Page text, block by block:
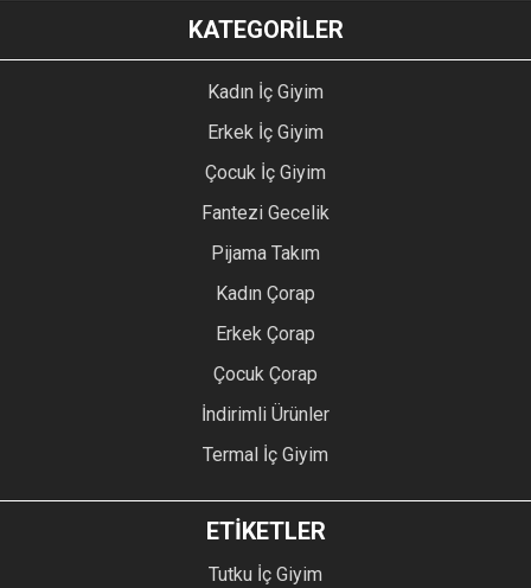
KATEGORİLER
Kadın İç Giyim
Erkek İç Giyim
Çocuk İç Giyim
Fantezi Gecelik
Pijama Takım
Kadın Çorap
Erkek Çorap
Çocuk Çorap
İndirimli Ürünler
Termal İç Giyim
ETİKETLER
Tutku İç Giyim